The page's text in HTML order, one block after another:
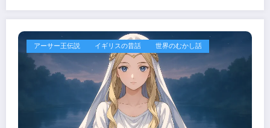
アーサー王伝説 イギリスの昔話 世界のむかし話